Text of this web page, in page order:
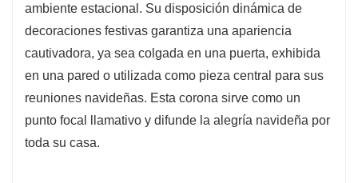
ambiente estacional. Su disposición dinámica de
decoraciones festivas garantiza una apariencia
cautivadora, ya sea colgada en una puerta, exhibida
en una pared o utilizada como pieza central para sus
reuniones navideñas. Esta corona sirve como un
punto focal llamativo y difunde la alegría navideña por
toda su casa.